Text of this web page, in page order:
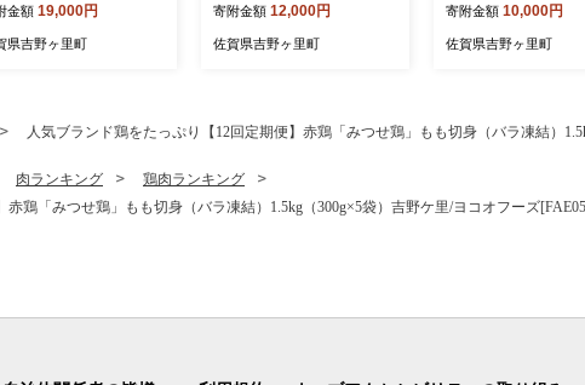
穀店 [FCW046]
金額 19,000円
県吉野ヶ里町
meat shop FUKU A5等級
黒毛和牛 国産 佐賀県産 100
寄附金額 12,000円
佐賀県吉野ヶ里町
45]
寄附金額 10,000円
佐賀県吉野ヶ里町
人気ブランド鶏をたっぷり【12回定期便】赤鶏「みつせ鶏」もも切身（バラ凍結）
肉ランキング
鶏肉ランキング
鶏「みつせ鶏」もも切身（バラ凍結）1.5kg（300g×5袋）吉野ケ里/ヨコオフーズ